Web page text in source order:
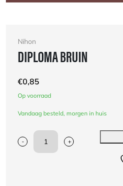
Nihon
DIPLOMA BRUIN
€0,85
Op voorraad
Vandaag besteld, morgen in huis
-
Diploma
+